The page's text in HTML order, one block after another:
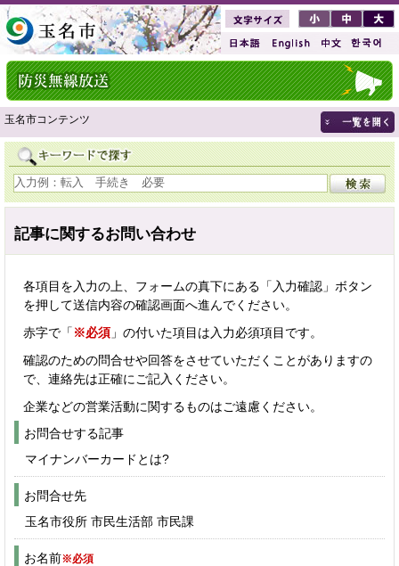
玉名市コンテンツ
記事に関するお問い合わせ
各項目を入力の上、フォームの真下にある「入力確認」ボタン
を押して送信内容の確認画面へ進んでください。
赤字で「 ※必須 」の付いた項目は入力必須項目です。
確認のための問合せや回答をさせていただくことがありますの
で、連絡先は正確にご記入ください。
企業などの営業活動に関するものはご遠慮ください。
お問合せする記事
マイナンバーカードとは?
お問合せ先
玉名市役所 市民生活部 市民課
お名前※必須